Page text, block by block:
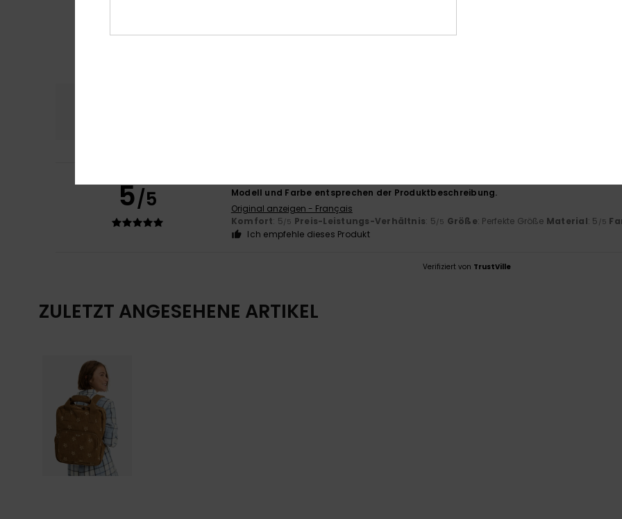
5/5
Modell und Farbe entsprechen der Produktbeschreibung.
Original anzeigen - Français
Komfort: 5/5 Preis-Leistungs-Verhältnis: 5/5 Größe: Perfekte Größe Material: 5 /5
Ich empfehle dieses Produkt
Verifiziert von TrustVille
ZULETZT ANGESEHENE ARTIKEL